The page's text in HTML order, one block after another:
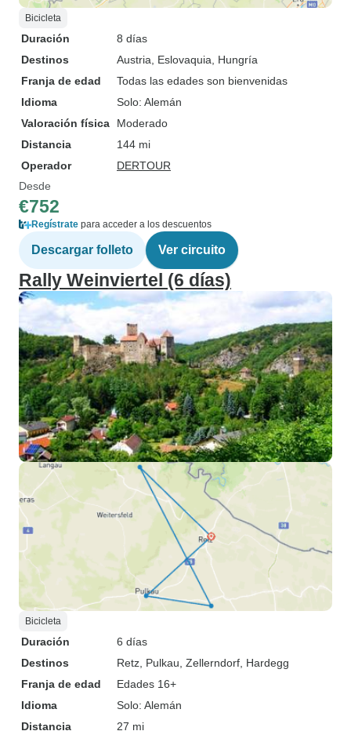
Bicicleta
Duración
8 días
Destinos
Austria , Eslovaquia , Hungría
Franja de edad
Todas las edades son bienvenidas
Idioma
Solo: Alemán
Valoración física
Moderado
Distancia
144 mi
Operador
DERTOUR
Desde
€752
Regístrate para acceder a los descuentos
Descargar folleto Ver circuito
Rally Weinviertel (6 días)
Bicicleta
Duración
6 días
Destinos
Retz , Pulkau , Zellerndorf , Hardegg
Franja de edad
Edades 16+
Idioma
Solo: Alemán
Distancia
27 mi